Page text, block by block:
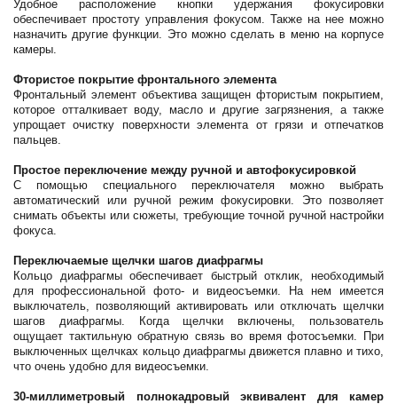
Удобное расположение кнопки удержания фокусировки
обеспечивает простоту управления фокусом. Также на нее можно
назначить другие функции. Это можно сделать в меню на корпусе
камеры.
Фтористое покрытие фронтального элемента
Фронтальный элемент объектива защищен фтористым покрытием,
которое отталкивает воду, масло и другие загрязнения, а также
упрощает очистку поверхности элемента от грязи и отпечатков
пальцев.
Простое переключение между ручной и автофокусировкой
С помощью специального переключателя можно выбрать
автоматический или ручной режим фокусировки. Это позволяет
снимать объекты или сюжеты, требующие точной ручной настройки
фокуса.
Переключаемые щелчки шагов диафрагмы
Кольцо диафрагмы обеспечивает быстрый отклик, необходимый
для профессиональной фото- и видеосъемки. На нем имеется
выключатель, позволяющий активировать или отключать щелчки
шагов диафрагмы. Когда щелчки включены, пользователь
ощущает тактильную обратную связь во время фотосъемки. При
выключенных щелчках кольцо диафрагмы движется плавно и тихо,
что очень удобно для видеосъемки.
30-миллиметровый полнокадровый эквивалент для камер